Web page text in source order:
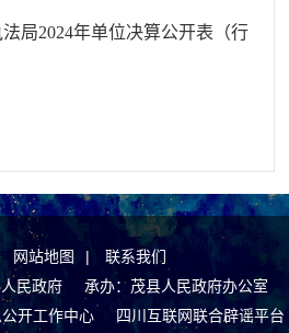
局2024年单位决算公开表（行
网站地图 |
联系我们
人民政府 承办：茂县人民政府办公室
公开工作中心四川互联网联合辟谣平台